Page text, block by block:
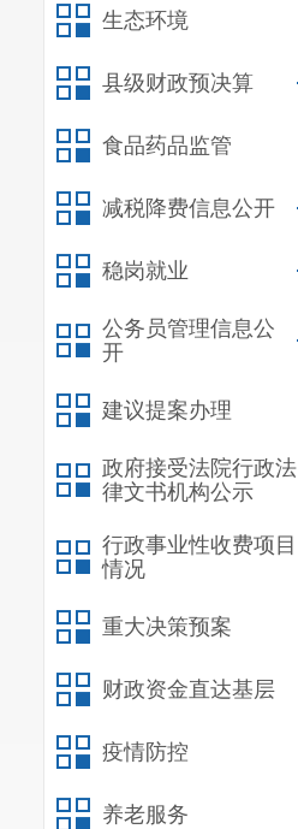
生态环境
县级财政预决算
食品药品监管
减税降费信息公开
稳岗就业
公务员管理信息公
开
建议提案办理
政府接受法院行政法
律文书机构公示
行政事业性收费项目
情况
重大决策预案
财政资金直达基层
疫情防控
养老服务